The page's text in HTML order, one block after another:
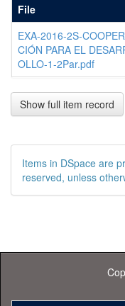
File
EXA-2016-2S-
CIÓN PARA EL
OLLO-1-2Par.pdf
Show full item record
Items in DSpace are
reserved, unless